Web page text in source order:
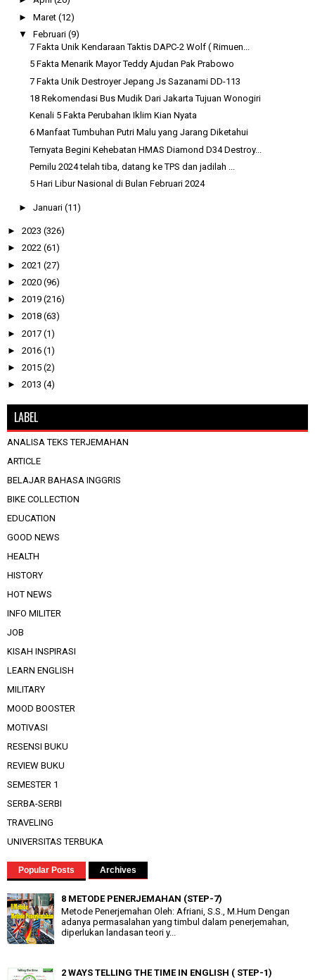
► Maret (12)
▼ Februari (9)
7 Fakta Unik Kendaraan Taktis DAPC-2 Wolf ( Rimuen...
5 Fakta Menarik Mayor Teddy Ajudan Pak Prabowo
7 Fakta Unik Destroyer Jepang Js Sazanami DD-113
18 Rekomendasi Bus Mudik Dari Jakarta Tujuan Wonogiri
Kenali 5 Fakta Perubahan Iklim Kian Nyata
6 Manfaat Tumbuhan Putri Malu yang Jarang Diketahui
Ternyata Begini Kehebatan HMAS Diamond D34 Destroy...
Pemilu 2024 telah tiba, datang ke TPS dan jadilah ...
5 Hari Libur Nasional di Bulan Februari 2024
► Januari (11)
► 2023 (326)
► 2022 (61)
► 2021 (27)
► 2020 (96)
► 2019 (216)
► 2018 (63)
► 2017 (1)
► 2016 (1)
► 2015 (2)
► 2013 (4)
LABEL
ANALISA TEKS TERJEMAHAN
ARTICLE
BELAJAR BAHASA INGGRIS
BIKE COLLECTION
EDUCATION
GOOD NEWS
HEALTH
HISTORY
HOT NEWS
INFO MILITER
JOB
KISAH INSPIRASI
LEARN ENGLISH
MILITARY
MOOD BOOSTER
MOTIVASI
RESENSI BUKU
REVIEW BUKU
SEMESTER 1
SERBA-SERBI
TRAVELING
UNIVERSITAS TERBUKA
Popular Posts Archives
8 METODE PENERJEMAHAN (STEP-7)
Metode Penerjemahan Oleh: Afriani, S.S., M.Hum Dengan
adanya permasalahan yang timbul dalam penerjemahan,
diperlukan landasan teori y...
2 WAYS TELLING THE TIME IN ENGLISH ( STEP-1)